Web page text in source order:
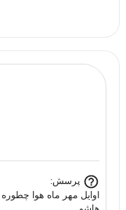
پرسش:
اوايل مهر ماه هوا